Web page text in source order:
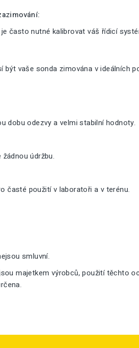
často nutné kalibrovat váš řídicí
vaše sonda zimována v ideálních
dobu odezvy a velmi stabilní hodnoty.
údržbu.
časté použití v laboratoři a v terénu.
smluvní.
majetkem výrobců, použití těchto